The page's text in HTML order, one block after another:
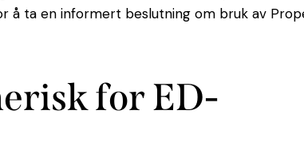
å ta en informert beslutning om bruk av
for ED-